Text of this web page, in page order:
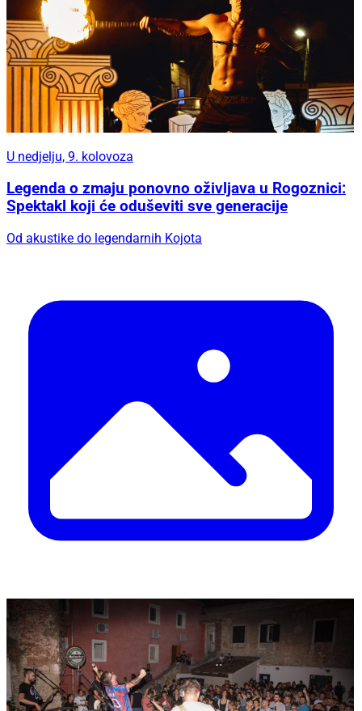
U nedjelju, 9. kolovoza
Legenda o zmaju ponovno oživljava u Rogoznici:
Spektakl koji će oduševiti sve generacije
Od akustike do legendarnih Kojota